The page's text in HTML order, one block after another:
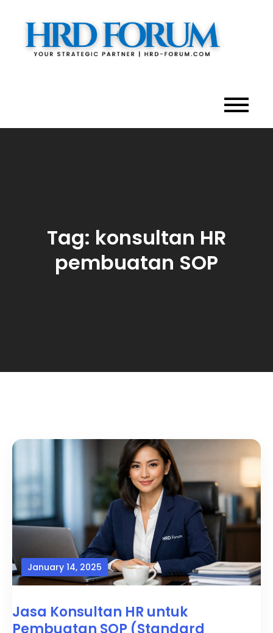
content
Tag: konsultan HR
pembuatan SOP
January 14, 2025
Jasa Konsultan HR untuk
Pembuatan SOP (Standard